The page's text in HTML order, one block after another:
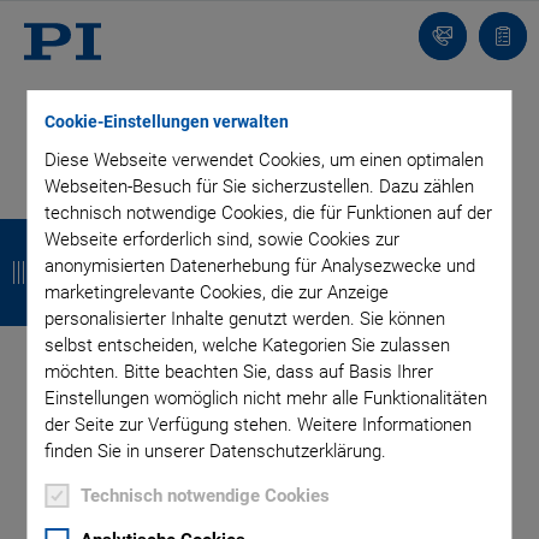
Cookie-Einstellungen verwalten
Diese Webseite verwendet Cookies, um einen optimalen
Webseiten-Besuch für Sie sicherzustellen. Dazu zählen
technisch notwendige Cookies, die für Funktionen auf der
Webseite erforderlich sind, sowie Cookies zur
anonymisierten Datenerhebung für Analysezwecke und
marketingrelevante Cookies, die zur Anzeige
personalisierter Inhalte genutzt werden. Sie können
selbst entscheiden, welche Kategorien Sie zulassen
möchten. Bitte beachten Sie, dass auf Basis Ihrer
Einstellungen womöglich nicht mehr alle Funktionalitäten
der Seite zur Verfügung stehen. Weitere Informationen
finden Sie in unserer Datenschutzerklärung.
Technisch notwendige Cookies
Kontakt
BLOG ABONNIEREN
Kategorien
Anwendung Astronomie
Unternehmen
Industrielle Automatisierung
Z
u
r
ü
c
k
Z
u
r
ü
c
k
Z
u
r
ü
c
k
Z
u
r
ü
c
k